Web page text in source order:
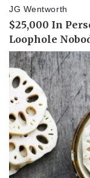
Pháp luật
Vụ án
Tin nóng
Tư vấn luật